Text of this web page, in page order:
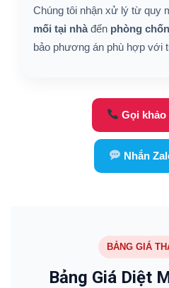
Chúng tôi nhận xử lý từ quy
mối tại nhà đến phòng
bảo phương án phù hợp với
Gọi khảo
Nhắn
BẢNG GIÁ
Bảng Giá Diệt